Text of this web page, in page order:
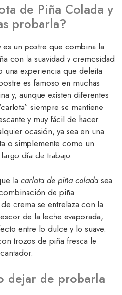
de Piña Colada y
probarla?
es un postre que combina la
con la suavidad y cremosidad
experiencia que deleita
es famoso en muchas
y, aunque existen diferentes
siempre se mantiene
y muy fácil de hacer.
ocasión, ya sea en una
o simplemente como un
día de trabajo.
la carlota de piña colada sea
de piña
crema se entrelaza con la
de la leche evaporada,
entre lo dulce y lo suave.
trozos de piña fresca le
dejar de probarla